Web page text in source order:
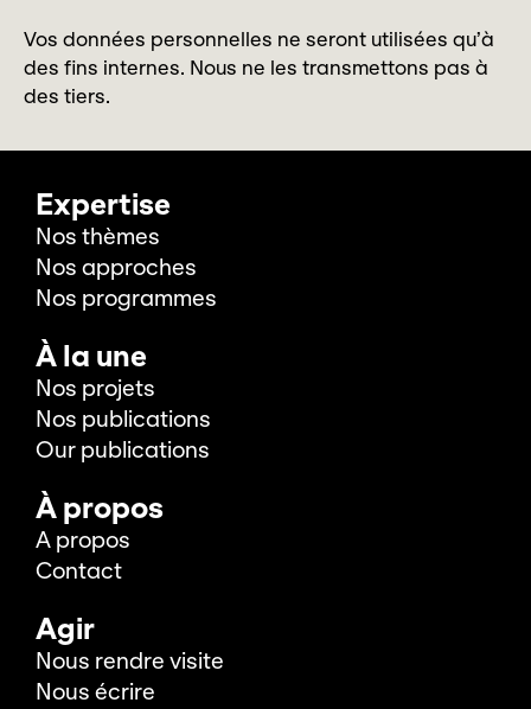
Vos données personnelles ne seront utilisées qu’à
des fins internes. Nous ne les transmettons pas à
des tiers.
Expertise
Nos thèmes
Nos approches
Nos programmes
À la une
Nos projets
Nos publications
Our publications
À propos
A propos
Contact
Agir
Nous rendre visite
Nous écrire